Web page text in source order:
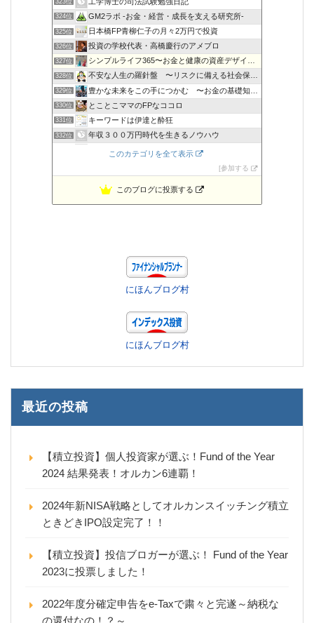
323位
324位 GM2ラボ -お金・経営・成長を支える研究所-
325位 日本橋FP青柳仁子の月々2万円で投資
326位 投資の学校代表・高橋慶行のアメブロ
327位 シンプルライフ365〜お金と健康の資産デザイン〜
328位 不安な人生の羅針盤 〜リスクに備える社会保障〜
329位 豊かな未来をこの手につかむ 〜お金の基礎知識〜
330位 とことこママのFPなココロ
331位 キーワードは伊達と酔狂
332位 年収３００万円時代を生きるノウハウ
自衛官生活支援会
記事コレ 〜役に立つ記事サイト〜 | ふぉーすばんく
このカテゴリを全て表示
参加する
このブログに投票する
にほんブログ村
にほんブログ村
最近の投稿
【積立投資】個人投資家が選ぶ！Fund of the Year
2024 結果発表！オルカン6連覇！
2024年新NISA戦略としてオルカンスイッチング積立
ときどきIPO設定完了！！
【積立投資】投信ブロガーが選ぶ！ Fund of the Year
2023に投票しました！
2022年度分確定申告をe-Taxで粛々と完遂～納税な